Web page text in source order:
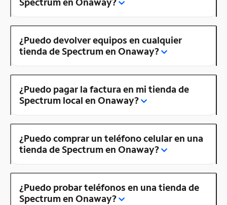
¿Puedo devolver equipos en cualquier
tienda de Spectrum en Onaway?
¿Puedo pagar la factura en mi tienda de
Spectrum local en Onaway?
¿Puedo comprar un teléfono celular en una
tienda de Spectrum en Onaway?
¿Puedo probar teléfonos en una tienda de
Spectrum en Onaway?